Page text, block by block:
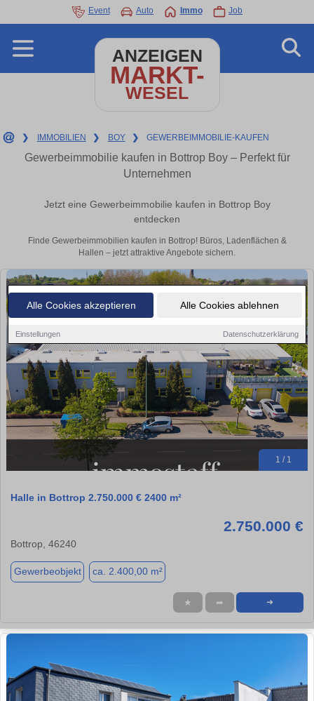
Alle Cookies akzeptieren Alle Cookies ablehnen
Einstellungen Datenschutzerklärung
Event Auto Immo Job
ANZEIGEN
MARKT-
WESEL
❯ IMMOBILIEN ❯ BOY ❯ GEWERBEIMMOBILIE-KAUFEN
Gewerbeimmobilie kaufen in Bottrop Boy – Perfekt für
Unternehmen
Jetzt eine Gewerbeimmobilie kaufen in Bottrop Boy
entdecken
Finde Gewerbeimmobilien kaufen in Bottrop! Büros, Ladenflächen &
Hallen – jetzt attraktive Angebote sichern.
1 / 1
Halle in Bottrop 2.750.000 € 2400 m²
2.750.000 €
Bottrop, 46240
Gewerbeobjekt ca. 2.400,00 m²
★ ➦ ➜